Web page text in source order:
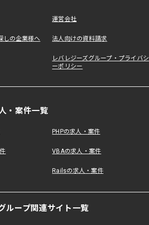
運営会社
しの企業様へ 法人向けの資料請求
レバレジーズグループ・プライバシ
ーポリシー
・案件一覧
PHPの求人・案件
VBAの求人・案件
Railsの求人・案件
ループ関連サイト一覧